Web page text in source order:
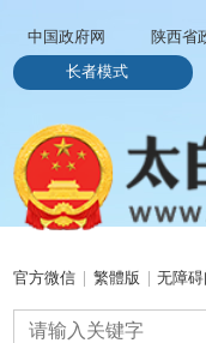
中国政府网 陕西省
长者模式
官方微信 繁體版 无障